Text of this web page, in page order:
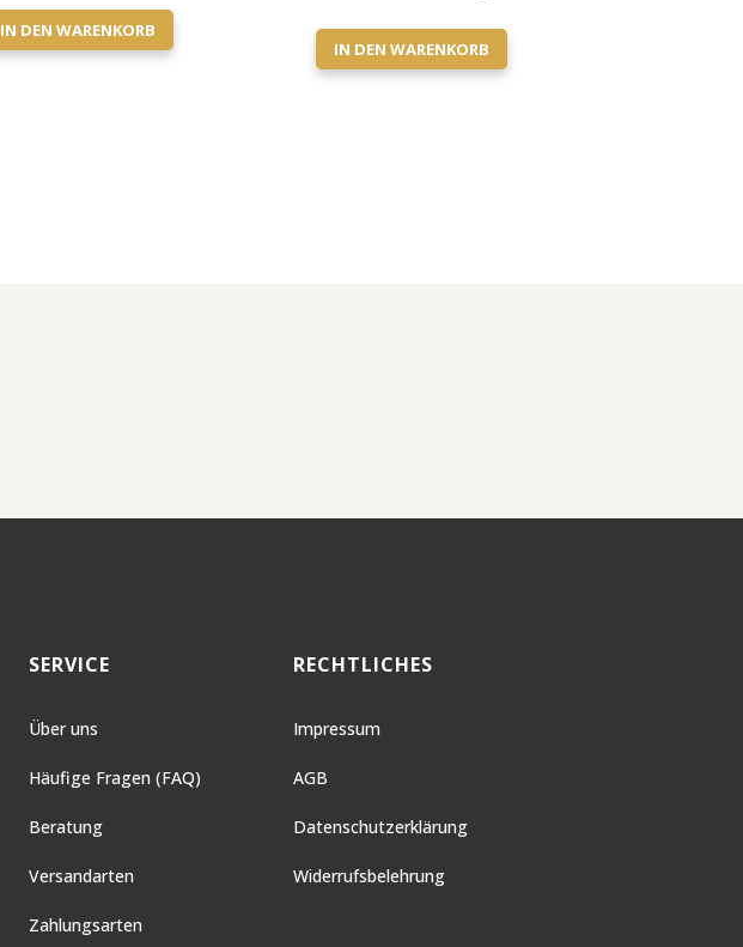
IN DEN WARENKORB
IN DEN WARENKORB
SERVICE
Über uns
Häufige Fragen (FAQ)
Beratung
Versandarten
Zahlungsarten
RECHTLICHES
Impressum
AGB
Datenschutzerklärung
Widerrufsbelehrung